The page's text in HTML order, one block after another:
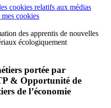
cookies relatifs aux médias
cookies
des apprentis de nouvelles
écologiquement
portée par
& Opportunité de
de l’économie